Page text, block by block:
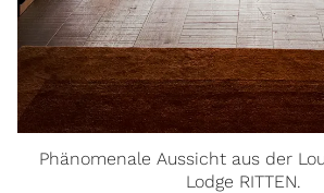
Phänomenale Aussicht aus der
Lodge RITTEN.